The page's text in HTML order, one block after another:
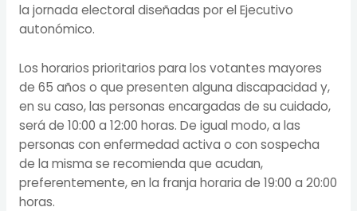
la jornada electoral diseñadas por el Ejecutivo
autonómico.
Los horarios prioritarios para los votantes mayores
de 65 años o que presenten alguna discapacidad y,
en su caso, las personas encargadas de su cuidado,
será de 10:00 a 12:00 horas. De igual modo, a las
personas con enfermedad activa o con sospecha
de la misma se recomienda que acudan,
preferentemente, en la franja horaria de 19:00 a 20:00
horas.